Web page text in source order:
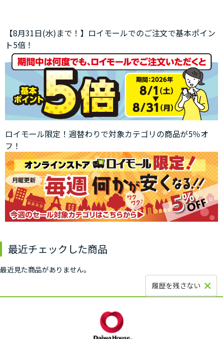
【8月31日(水)まで！】ロイモールでのご注文で基本ポイン
ト5倍！
ロイモール限定！週替わりで対象カテゴリの商品が5％オ
フ！
最近チェックした商品
最近見た商品がありません。
履歴を残さない